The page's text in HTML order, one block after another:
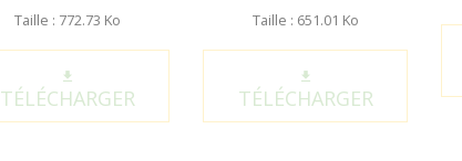
Taille : 772.73 Ko
TÉLÉCHARGER
Taille : 651.01 Ko
TÉLÉCHARGER